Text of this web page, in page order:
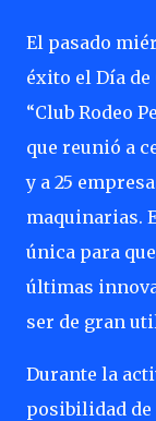
El pasado
éxito el Día
“Club Rodeo
que reunió a
y a 25
maquinarias.
única para
últimas
ser de gran
Durante la
posibilidad